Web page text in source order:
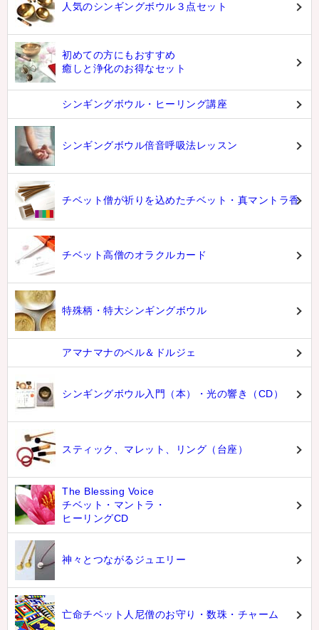
人気のシンギングボウル３点セット
初めての方にもおすすめ
癒しと浄化のお得なセット
シンギングボウル・ヒーリング講座
シンギングボウル倍音呼吸法レッスン
チベット僧が祈りを込めたチベット・真マントラ香
チベット高僧のオラクルカード
特殊柄・特大シンギングボウル
シンギングボウル入門（本）・光の響き（CD）
スティック、マレット、リング（台座）
The Blessing Voice
チベット・マントラ・
神々とつながるジュエリー